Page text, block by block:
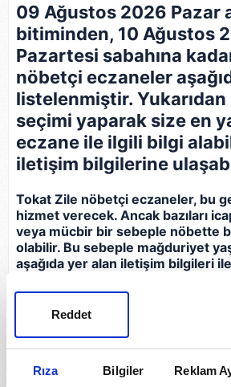
Rıza Bilgiler Reklam
Reddet
09 Ağustos 2026 Pazar
bitiminden, 10 Ağustos
Pazartesi sabahına
nöbetçi eczaneler
listelenmiştir. Yukarıdan
seçimi yaparak size en
eczane ile ilgili bilgi
iletişim bilgilerine
Tokat Zile nöbetçi eczaneler, bu
hizmet verecek. Ancak bazıları
veya mücbir bir sebeple nöbette
olabilir. Bu sebeple mağduriyet
aşağıda yer alan iletişim bilgileri
teyit etmeniz gerekir.
Eczane
Kocatürk Eczanesi